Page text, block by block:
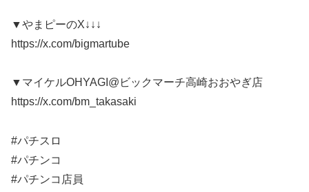
▼やまピーのX↓↓↓
https://x.com/bigmartube
▼マイケルOHYAGI@ビックマーチ高崎おおやぎ店
https://x.com/bm_takasaki
#パチスロ
#パチンコ
#パチンコ店員